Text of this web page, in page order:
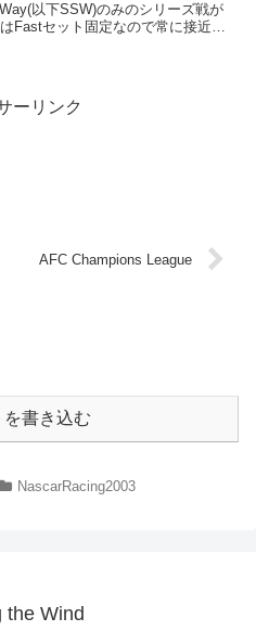
以下SSW)のみのシリーズ戦が
ーリンク
AFC Champions League
を書き込む
NascarRacing2003
the Wind